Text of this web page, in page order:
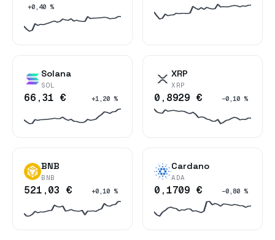
+0,40 %
Solana
SOL
66,31 € +1,20 %
XRP
XRP
0,8929 € −0,10 %
BNB
BNB
521,03 € +0,10 %
Cardano
ADA
0,1709 € −0,80 %